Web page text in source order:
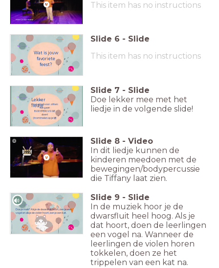
This item has no instructions
Wat is jouw
favoriete
feest?
Slide 6 - Slide
This item has no instructions
Lekker
liedje
Ga er goed voor zitten:
we gaan
BODYPERCUSSIE
doen!
( trommelen op je lijf)
Slide 7 - Slide
Doe lekker mee met het
liedje in de volgende slide!
Slide 8 - Video
In dit liedje kunnen de
kinderen meedoen met de
bewegingen/bodypercussie
die Tiffany laat zien.
Doe je mee? Als je de dwarsfluit hoort, ben je een
vogel en als je de violen hoort, ben je een kat.
Slide 9 - Slide
In de muziek hoor je de
dwarsfluit heel hoog. Als je
dat hoort, doen de leerlingen
een vogel na. Wanneer de
leerlingen de violen horen
tokkelen, doen ze het
trippelen van een kat na.